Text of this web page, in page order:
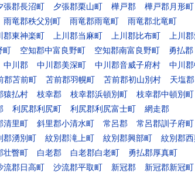
張郡長沼町 夕張郡栗山町 樺戸郡
樺戸郡月形町
雨竜郡秩父別町 雨竜郡雨竜町
雨竜郡北竜町
郡東神楽町 上川郡当麻町 上川郡比布町
上川
町 空知郡中富良野町 空知郡南富良野町
勇払郡
中川郡 中川郡美深町 中川郡音威子府村
中川
郡苫前町 苫前郡羽幌町 苫前郡初山別村
天塩郡
猿払村 枝幸郡 枝幸郡浜頓別町
枝幸郡中頓別町
利尻郡利尻町 利尻郡利尻富士町
網走郡
清里町 斜里郡小清水町 常呂郡
常呂郡訓子府町
郡湧別町 紋別郡滝上町 紋別郡興部町
紋別郡
壮瞥町 白老郡 白老郡白老町
勇払郡厚真町
流郡日高町 沙流郡平取町 新冠郡
新冠郡新冠町